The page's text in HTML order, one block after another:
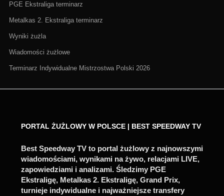
PGE Ekstraliga terminarz
Metalkas 2. Ekstraliga terminarz
Wyniki żużla
Wiadomości żużlowe
Terminarz Indywidualne Mistrzostwa Polski 2026
PORTAL ŻUŻLOWY W POLSCE | BEST SPEEDWAY TV
Best Speedway TV to portal żużlowy z najnowszymi
wiadomościami, wynikami na żywo, relacjami LIVE,
zapowiedziami i analizami. Śledzimy PGE
Ekstraligę, Metalkas 2. Ekstraligę, Grand Prix,
turnieje indywidualne i najważniejsze transfery